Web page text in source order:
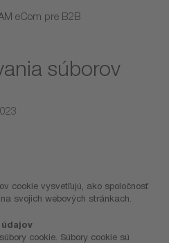
eCom pre B2B
súborov
cookie vysvetľujú, ako spoločnosť
svojich webových stránkach.
cookie. Súbory cookie sú